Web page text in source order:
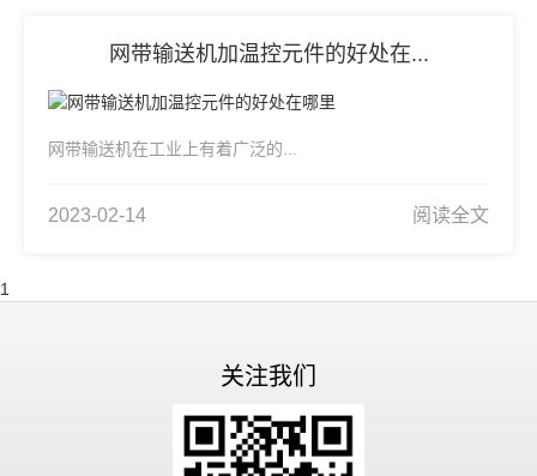
网带输送机加温控元件的好处在...
网带输送机在工业上有着广泛的...
2023-02-14 阅读全文
1
关注我们